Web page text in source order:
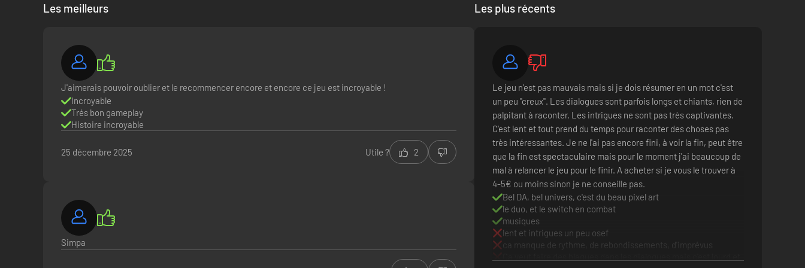
Jouez au rythme d'une bande-son délicieusement rétro composée par (Death Stranding, Hohokum, The Unfinished Swan)
Hyperduck Soundworks (Dust: An Elysian Tail, Kingdom Rush).
Les meilleurs
J'aimerais pouvoir oublier et le recommencer encore et encore ce jeu est incroyable !
Incroyable
Trés bon gameplay
Histoire incroyable
25 décembre 2025 Utile ? 2
Simpa
Les plus récents
Le jeu n'est pas mauvais mais si je dois résumer en un mot c'est
un peu "creux". Les dialogues sont parfois longs et chiants, rien de
palpitant à raconter. Les intrigues ne sont pas très captivantes.
C'est lent et tout prend du temps pour raconter des choses pas
très intéressantes. Je ne l'ai pas encore fini, à voir la fin, peut être
que la fin est spectaculaire mais pour le moment j'ai beaucoup de
mal à relancer le jeu pour le finir. A acheter si je vous le trouver à
4-5€ ou moins sinon je ne conseille pas.
Bel DA, bel univers, c'est du beau pixel art
le duo, et le switch en combat
musiques
lent et intrigues un peu osef
ca manque de rythme, de rebondissements, d'imprévus